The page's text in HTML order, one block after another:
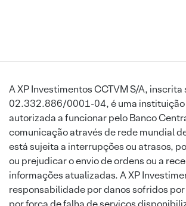
A XP Investimentos CCTVM S/A, inscrita
02.332.886/0001-04, é uma instituição
autorizada a funcionar pelo Banco
comunicação através de rede mundial
está sujeita a interrupções ou atrasos,
ou prejudicar o envio de ordens ou a
informações atualizadas. A XP
responsabilidade por danos sofridos